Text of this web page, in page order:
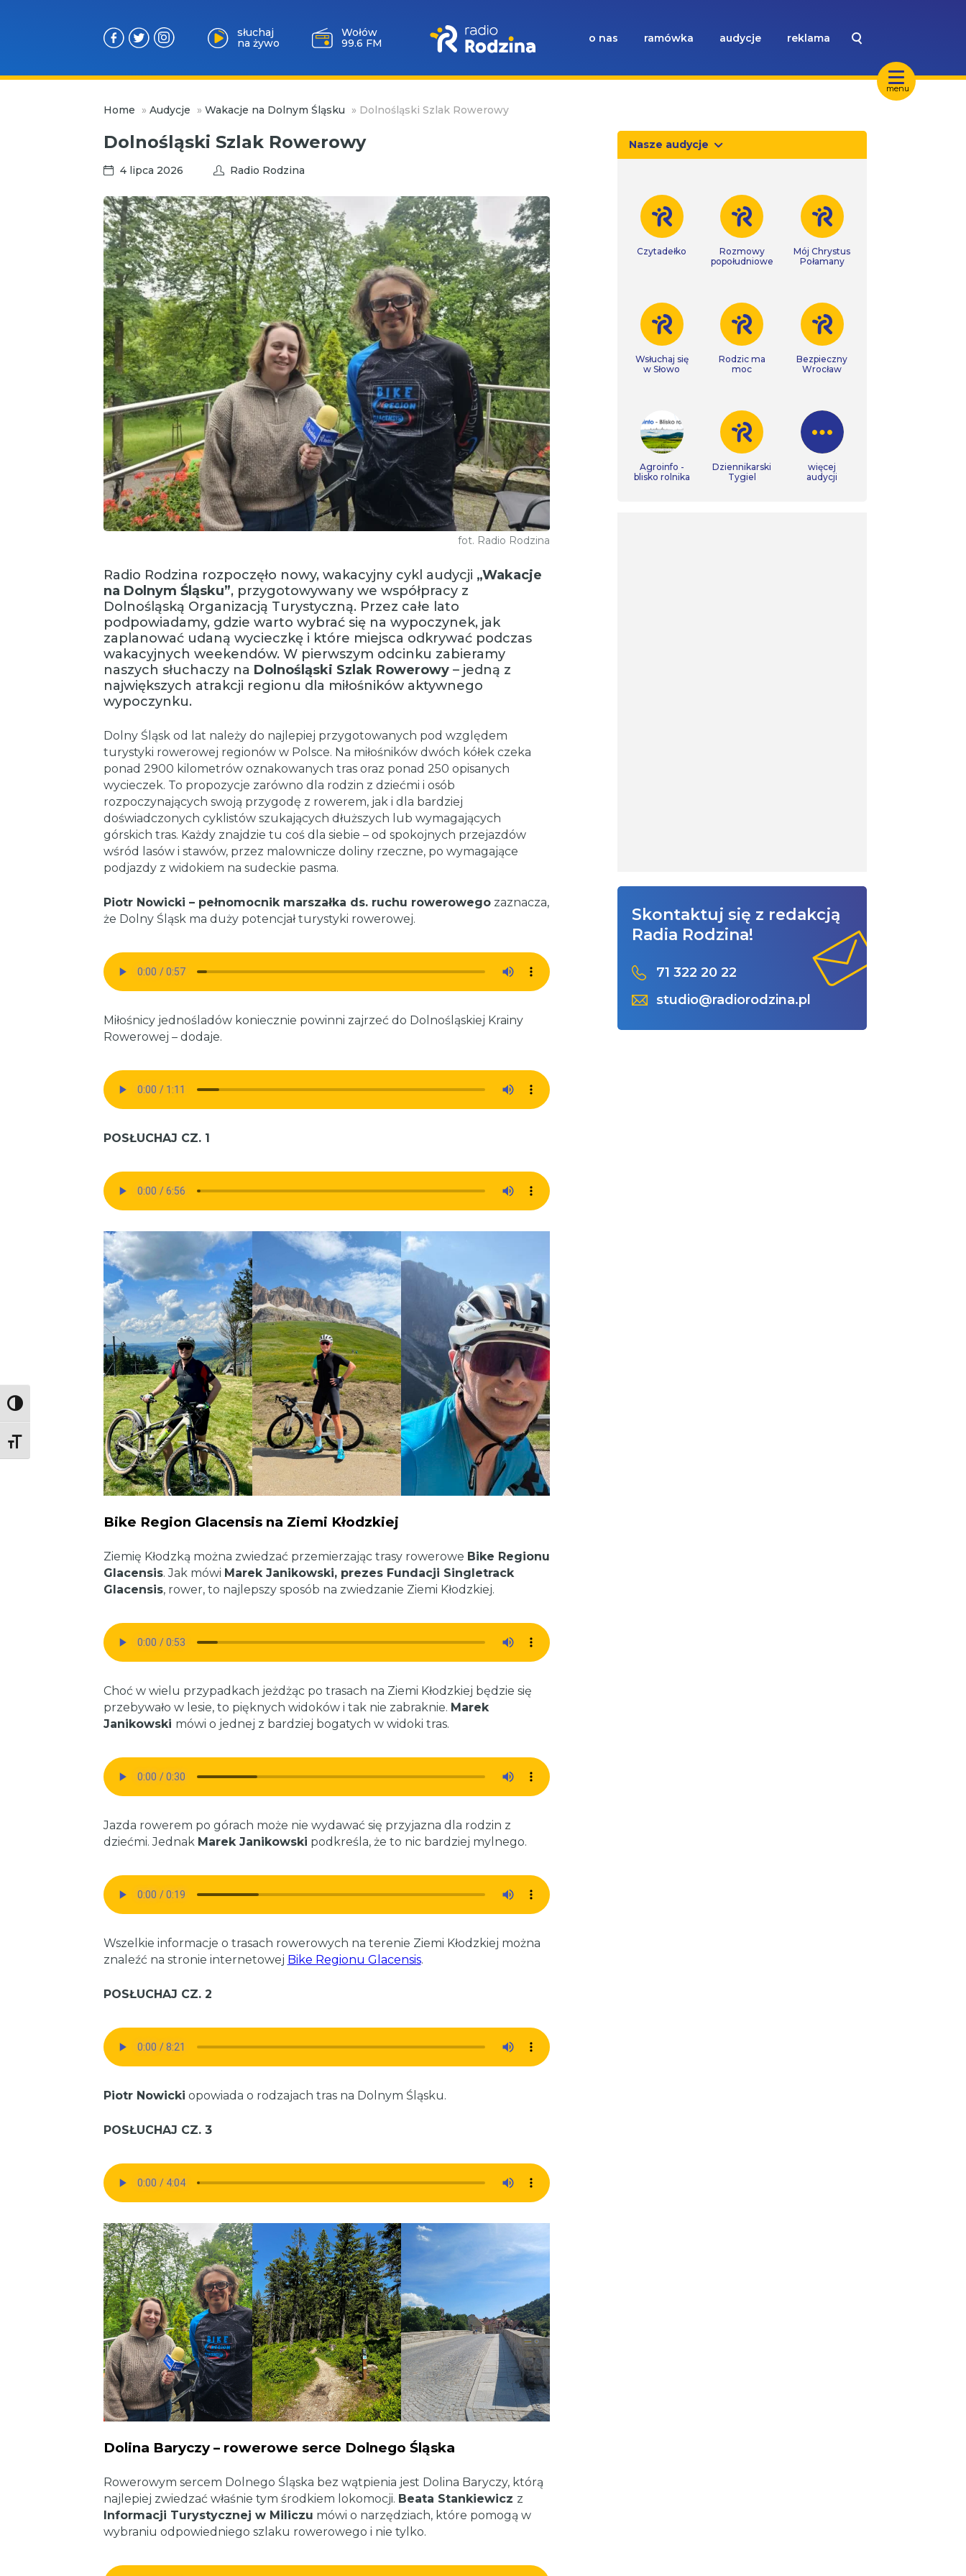
Toggle High Contrast
Toggle Font size
menu
słuchaj
na żywo
Milicz
88.5 FM
o nas ramówka audycje reklama
Home » Audycje » Wakacje na Dolnym Śląsku » Dolnośląski Szlak Rowerowy
Dolnośląski Szlak Rowerowy
4 lipca 2026 Radio Rodzina
fot. Radio Rodzina
Radio Rodzina rozpoczęło nowy, wakacyjny cykl audycji „Wakacje
na Dolnym Śląsku”, przygotowywany we współpracy z
Dolnośląską Organizacją Turystyczną. Przez całe lato
podpowiadamy, gdzie warto wybrać się na wypoczynek, jak
zaplanować udaną wycieczkę i które miejsca odkrywać podczas
wakacyjnych weekendów. W pierwszym odcinku zabieramy
naszych słuchaczy na Dolnośląski Szlak Rowerowy – jedną z
największych atrakcji regionu dla miłośników aktywnego
wypoczynku.
Dolny Śląsk od lat należy do najlepiej przygotowanych pod względem
turystyki rowerowej regionów w Polsce. Na miłośników dwóch kółek czeka
ponad 2900 kilometrów oznakowanych tras oraz ponad 250 opisanych
wycieczek. To propozycje zarówno dla rodzin z dziećmi i osób
rozpoczynających swoją przygodę z rowerem, jak i dla bardziej
doświadczonych cyklistów szukających dłuższych lub wymagających
górskich tras. Każdy znajdzie tu coś dla siebie – od spokojnych przejazdów
wśród lasów i stawów, przez malownicze doliny rzeczne, po wymagające
podjazdy z widokiem na sudeckie pasma.
Piotr Nowicki – pełnomocnik marszałka ds. ruchu rowerowegozaznacza,
że Dolny Śląsk ma duży potencjał turystyki rowerowej.
Miłośnicy jednośladów koniecznie powinni zajrzeć do Dolnośląskiej Krainy
Rowerowej – dodaje.
POSŁUCHAJ CZ. 1
Bike Region Glacensis na Ziemi Kłodzkiej
Ziemię Kłodzką można zwiedzać przemierzając trasy rowerowe Bike Regionu
Glacensis. Jak mówi Marek Janikowski, prezes Fundacji Singletrack
Glacensis, rower, to najlepszy sposób na zwiedzanie Ziemi Kłodzkiej.
Choć w wielu przypadkach jeżdżąc po trasach na Ziemi Kłodzkiej będzie się
przebywało w lesie, to pięknych widoków i tak nie zabraknie. Marek
Janikowski mówi o jednej z bardziej bogatych w widoki tras.
Jazda rowerem po górach może nie wydawać się przyjazna dla rodzin z
dziećmi. Jednak Marek Janikowski podkreśla, że to nic bardziej mylnego.
Wszelkie informacje o trasach rowerowych na terenie Ziemi Kłodzkiej można
znaleźć na stronie internetowej Bike Regionu Glacensis.
POSŁUCHAJ CZ. 2
Piotr Nowicki opowiada o rodzajach tras na Dolnym Śląsku.
POSŁUCHAJ CZ. 3
Dolina Baryczy – rowerowe serce Dolnego Śląska
Rowerowym sercem Dolnego Śląska bez wątpienia jest Dolina Baryczy, którą
najlepiej zwiedzać właśnie tym środkiem lokomocji. Beata Stankiewicz z
Informacji Turystycznej w Miliczu mówi o narzędziach, które pomogą w
wybraniu odpowiedniego szlaku rowerowego i nie tylko.
Nasze audycje
Czytadełko
Rozmowy
popołudniowe
Mój Chrystus
Połamany
Wsłuchaj się
w Słowo
Rodzic ma
moc
Bezpieczny
Wrocław
Agroinfo -
blisko rolnika
Dziennikarski
Tygiel
więcej
audycji
Skontaktuj się z redakcją
Radia Rodzina!
71 322 20 22
studio@radiorodzina.pl